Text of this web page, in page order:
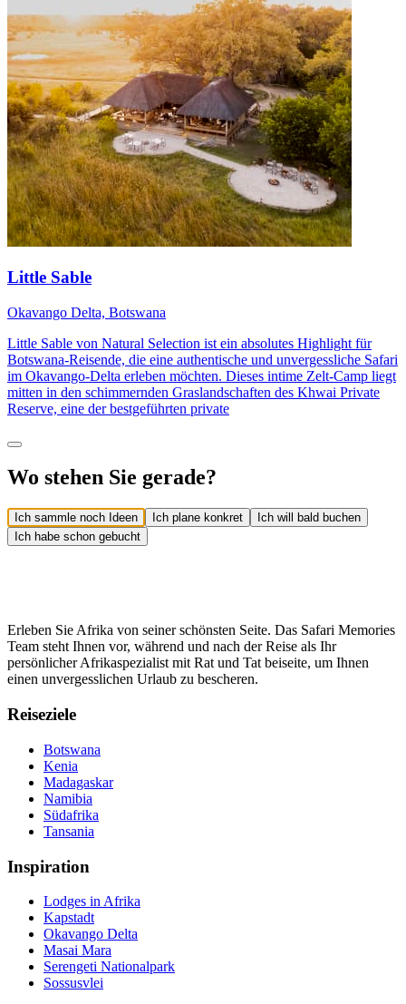
Little Sable
Okavango Delta, Botswana
Little Sable von Natural Selection ist ein absolutes Highlight für
Botswana-Reisende, die eine authentische und unvergessliche Safari
im Okavango-Delta erleben möchten. Dieses intime Zelt-Camp liegt
mitten in den schimmernden Graslandschaften des Khwai Private
Reserve, eine der bestgeführten private
Wo stehen Sie gerade?
Ich sammle noch Ideen Ich plane konkret
Ich will bald buchen
Ich habe schon gebucht
Erleben Sie Afrika von seiner schönsten Seite. Das Safari Memories
Team steht Ihnen vor, während und nach der Reise als Ihr
persönlicher Afrikaspezialist mit Rat und Tat beiseite, um Ihnen
einen unvergesslichen Urlaub zu bescheren.
Reiseziele
Botswana
Kenia
Madagaskar
Namibia
Südafrika
Tansania
Inspiration
Lodges in Afrika
Kapstadt
Okavango Delta
Masai Mara
Serengeti Nationalpark
Sossusvlei